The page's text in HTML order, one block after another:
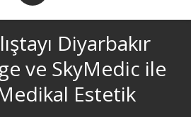
Diyarbakır
ve SkyMedic ile
Estetik